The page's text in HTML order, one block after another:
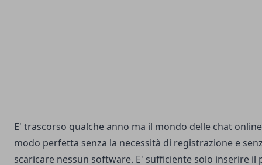
E' trascorso qualche anno ma il mondo delle chat
modo perfetta senza la necessità di registrazione e
scaricare nessun software. E' sufficiente solo inserire